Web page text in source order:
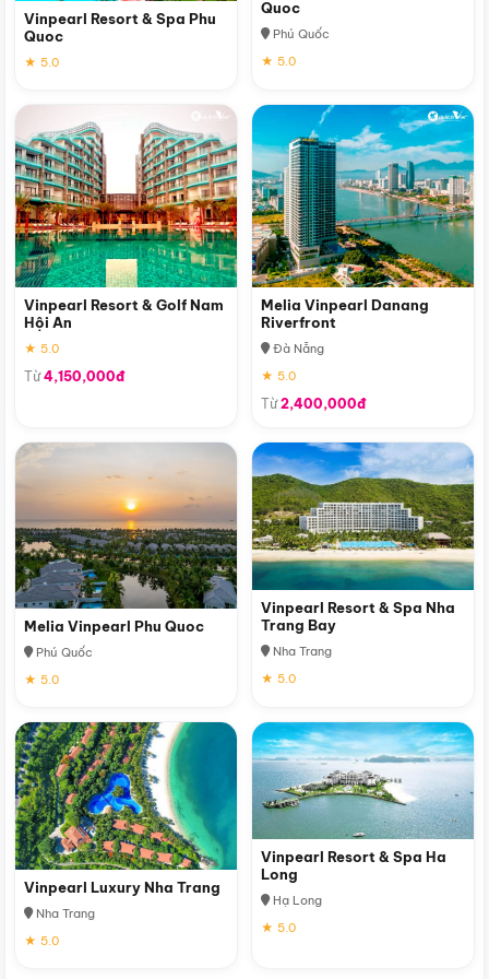
Vinpearl Resort & Spa Phu
Quoc
★ 5.0
Quoc
Phú Quốc
★ 5.0
Vinpearl Resort & Golf Nam
Hội An
★ 5.0
Từ4,150,000đ
Melia Vinpearl Danang
Riverfront
Đà Nẵng
★ 5.0
Từ2,400,000đ
Melia Vinpearl Phu Quoc
Phú Quốc
★ 5.0
Vinpearl Resort & Spa Nha
Trang Bay
Nha Trang
★ 5.0
Vinpearl Luxury Nha Trang
Nha Trang
★ 5.0
Vinpearl Resort & Spa Ha
Long
Hạ Long
★ 5.0